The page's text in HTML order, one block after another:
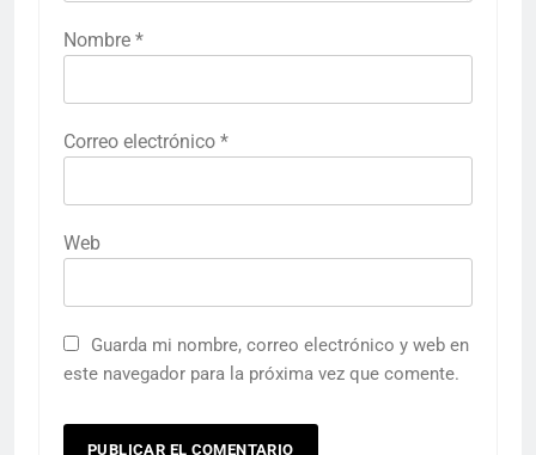
Nombre *
Correo electrónico *
Web
Guarda mi nombre, correo electrónico y web en
este navegador para la próxima vez que comente.